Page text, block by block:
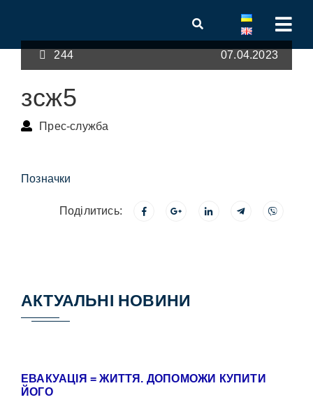
244 07.04.2023
зсж5
Прес-служба
Позначки
Поділитись:
АКТУАЛЬНІ НОВИНИ
ЕВАКУАЦІЯ = ЖИТТЯ. ДОПОМОЖИ КУПИТИ
ЙОГО